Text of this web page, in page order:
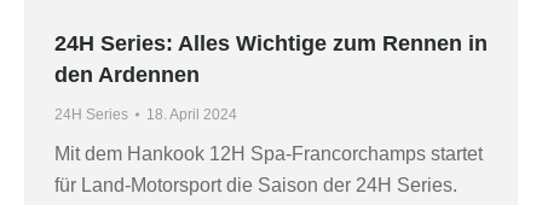
24H Series: Alles Wichtige zum Rennen in
den Ardennen
24H Series 18. April 2024
Mit dem Hankook 12H Spa-Francorchamps startet
für Land-Motorsport die Saison der 24H Series.